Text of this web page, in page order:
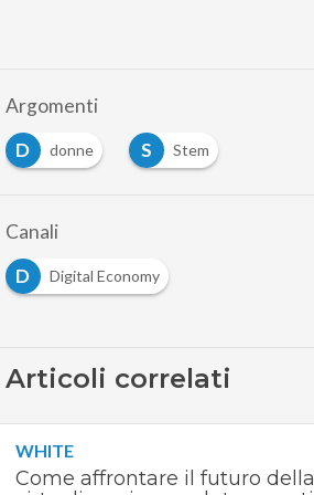
Argomenti
D
donne S Stem
Canali
D
Digital Economy
Articoli correlati
WHITE
Come affrontare il futuro della